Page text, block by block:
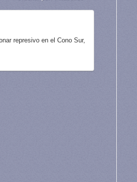
represivo en el Cono Sur,